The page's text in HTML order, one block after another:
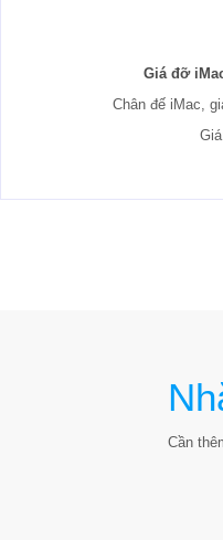
Giá đỡ
Chân đế iMac,
Cần